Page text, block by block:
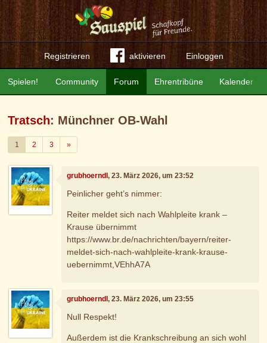
Registrieren aktivieren Einloggen
Community Forum Ehrentribüne Kalender
Spielen!
Tratsch: Münchner OB-Wahl
1 2 3 »Weiter
grubhoerndl, 23. März 2026, um 23:52
Peinlicher geht’s nimmer:
Reiter meldet sich nach Wahlpleite krank –
Krause übernimmt
https://www.br.de/nachrichten/bayern/reiter-
meldet-sich-nach-wahlpleite-krank-krause-
uebernimmt,VEhhA7A
grubhoerndl, 23. März 2026, um 23:55
Null Respekt!
Außerdem ist die Krankschreibung an sich wohl